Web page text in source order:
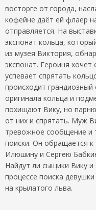
восторге от города,
кофейне даёт ей флаер
отправляется. На
экспонат кольца,
из музея Виктория,
экспонат. Героиня
успевает спрятать
происходит
оригинала кольца и
похищают Вику, но
от них и спрятать. Муж
тревожное сообщение и
поиски. Он обращается
Илюшину и Сергею
Найдут ли сыщики Вику и
процессе поиска
на крылатого льва.